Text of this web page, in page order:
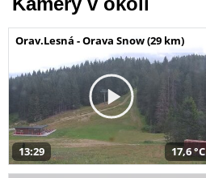
Orav.Lesná - Orava Snow (29 km)
13:29 17,6 °C